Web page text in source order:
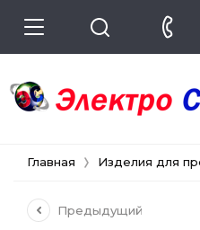
Главная Изделия для
Предыдущий